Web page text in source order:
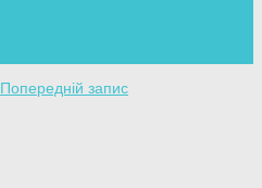
Попередній запис